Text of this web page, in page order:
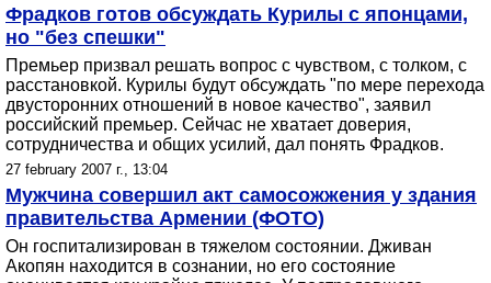
Фрадков готов обсуждать Курилы с японцами,
но "без спешки"
Премьер призвал решать вопрос с чувством, с толком, с
расстановкой. Курилы будут обсуждать "по мере перехода
двусторонних отношений в новое качество", заявил
российский премьер. Сейчас не хватает доверия,
сотрудничества и общих усилий, дал понять Фрадков.
27 february 2007 г., 13:04
Мужчина совершил акт самосожжения у здания
правительства Армении (ФОТО)
Он госпитализирован в тяжелом состоянии. Дживан
Акопян находится в сознании, но его состояние